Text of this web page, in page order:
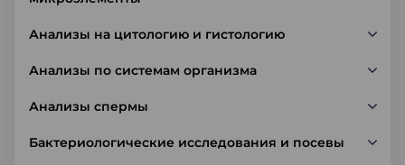
Анализы на цитологию и гистологию
Анализы по системам организма
Анализы спермы
Бактериологические исследования и посевы